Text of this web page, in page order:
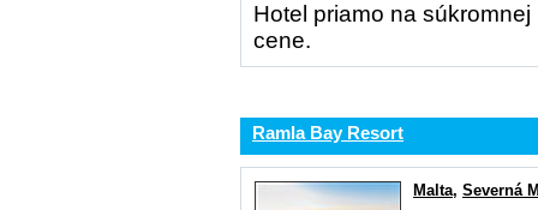
Hotel priamo na
cene.
Ramla Bay Resort
Malta, Severná